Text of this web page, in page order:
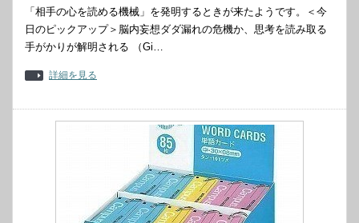
「相手の心を読める機械」を発明するときが来たようです。＜今
日のピックアップ＞脳内妄想ダダ漏れの危機か、思考を読み取る
手がかりが解明される （Gi…
詳細を見る